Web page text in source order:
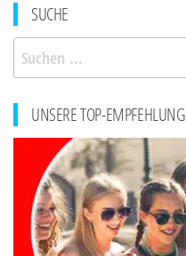
SUCHE
Suchen
nach:
UNSERE TOP-EMPFEHLUNG